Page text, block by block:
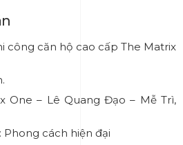
công căn hộ cao cấp The Matrix
One – Lê Quang Đạo – Mễ Trì,
cách hiện đại